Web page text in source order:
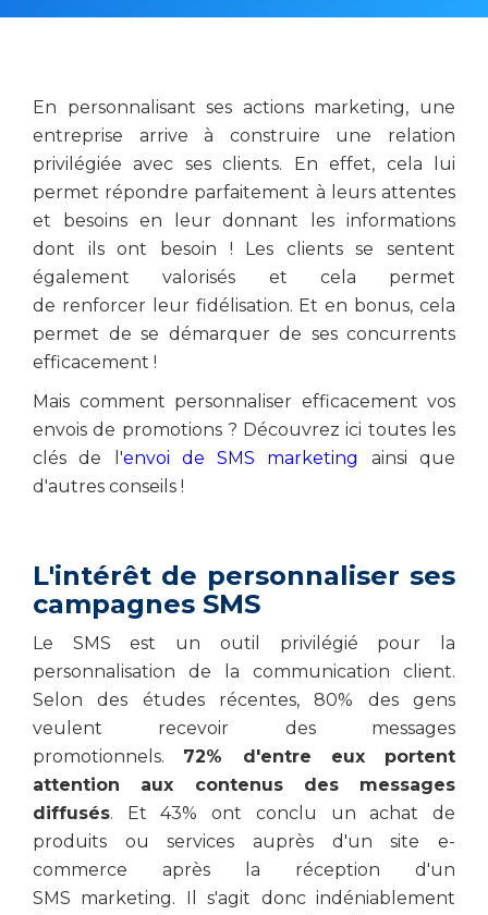
En personnalisant ses actions marketing, une
entreprise arrive à construire une relation
privilégiée avec ses clients. En effet, cela lui
permet répondre parfaitement à leurs attentes
et besoins en leur donnant les informations
dont ils ont besoin ! Les clients se sentent
également valorisés et cela permet
de renforcer leur fidélisation. Et en bonus, cela
permet de se démarquer de ses concurrents
efficacement !
Mais comment personnaliser efficacement vos
envois de promotions ? Découvrez ici toutes les
clés de l'envoi de SMS marketing
ainsi que
d'autres conseils !
L'intérêt de personnaliser ses
campagnes SMS
Le SMS est un outil privilégié pour la
personnalisation de la communication client.
Selon des études récentes, 80% des gens
veulent recevoir des messages
promotionnels. 72% d'entre eux portent
attention aux contenus des messages
diffusés. Et 43% ont conclu un achat de
produits ou services auprès d'un site e-
commerce après la réception d'un
SMS marketing. Il s'agit donc indéniablement